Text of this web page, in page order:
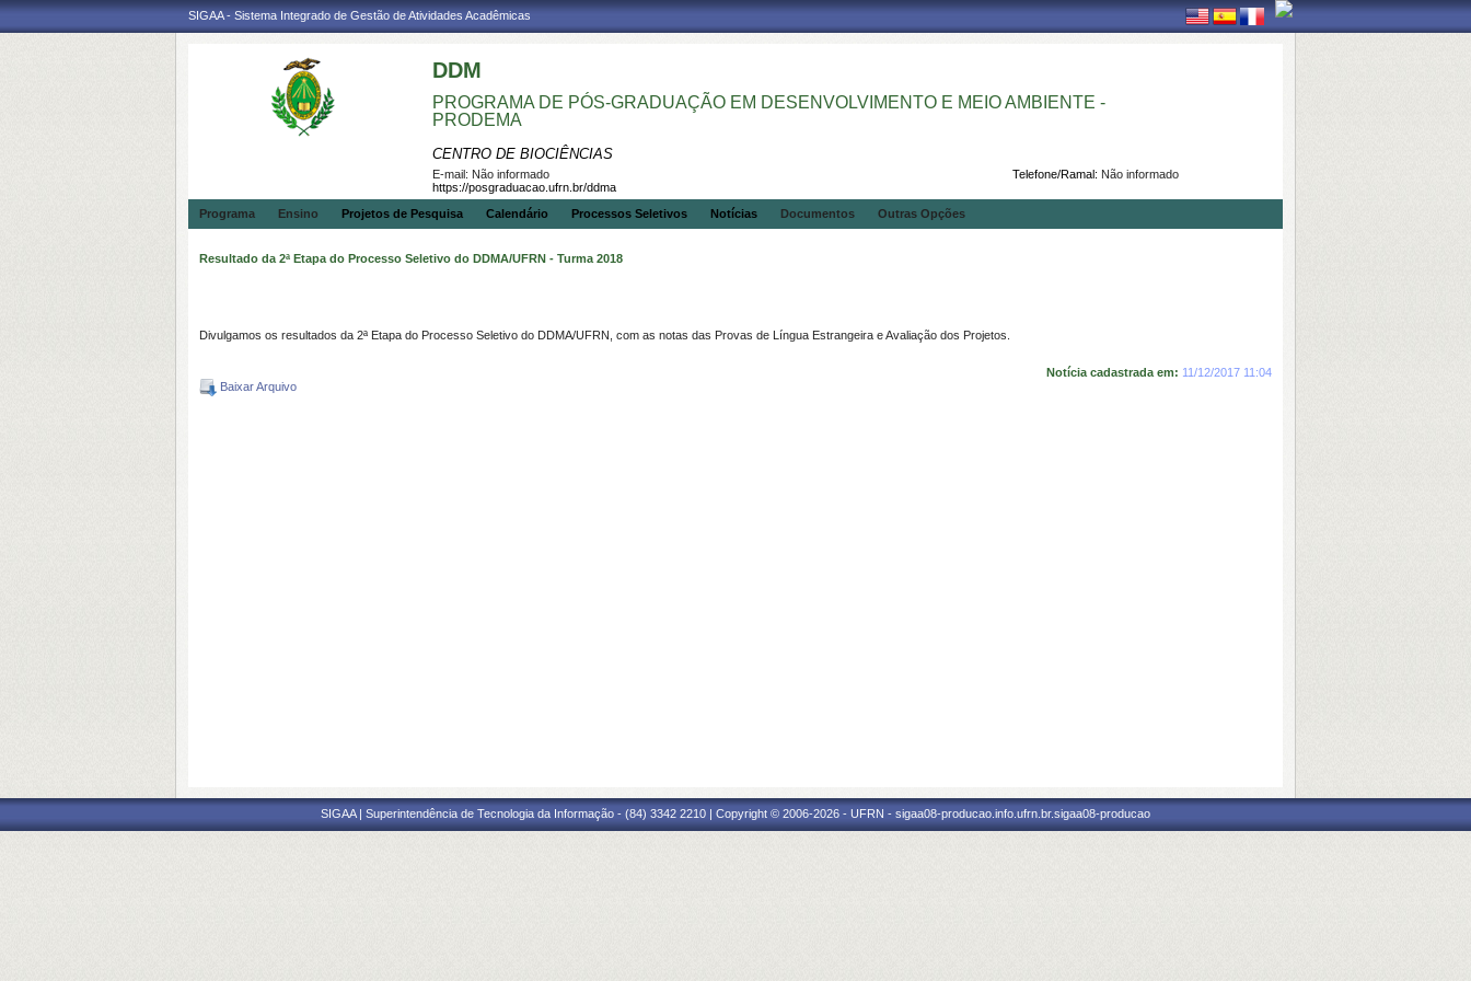
SIGAA - Sistema Integrado de Gestão de Atividades Acadêmicas
DDM
PROGRAMA DE PÓS-GRADUAÇÃO EM DESENVOLVIMENTO E MEIO AMBIENTE -
PRODEMA
CENTRO DE BIOCIÊNCIAS
Telefone/Ramal: Não informado
E-mail: Não informado
https://posgraduacao.ufrn.br/ddma
Programa
Ensino Projetos de Pesquisa Calendário Processos Seletivos Notícias Documentos Outras Opções
Resultado da 2ª Etapa do Processo Seletivo do DDMA/UFRN - Turma 2018
Divulgamos os resultados da 2ª Etapa do Processo Seletivo do DDMA/UFRN, com as notas das Provas de Língua Estrangeira e Avaliação dos Projetos.
Notícia cadastrada em: 11/12/2017 11:04
Baixar Arquivo
SIGAA | Superintendência de Tecnologia da Informação - (84) 3342 2210 | Copyright © 2006-2026 - UFRN - sigaa08-producao.info.ufrn.br.sigaa08-producao